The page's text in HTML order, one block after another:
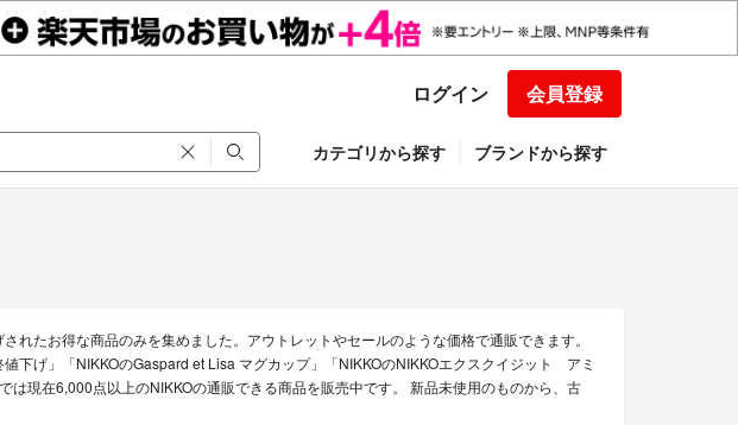
ログイン 会員登録
カテゴリから探す ブランドから探す
れたお得な商品のみを集めました。アウトレットやセールのような価格で通販できます。
値下げ」「NIKKOのGaspard et Lisa マグカップ」「NIKKOのNIKKOエクスクイジット アミ
は現在6,000点以上のNIKKOの通販できる商品を販売中です。 新品未使用のものから、古